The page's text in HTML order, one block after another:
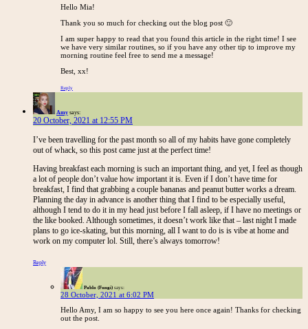
Hello Mia!
Thank you so much for checking out the blog post 🙂
I am super happy to read that you found this article in the right time! I see
we have very similar routines, so if you have any other tip to improve my
morning routine feel free to send me a message!
Best, xx!
Reply
Amy says:
20 October, 2021 at 12:55 PM
I’ve been travelling for the past month so all of my habits have gone completely
out of whack, so this post came just at the perfect time!
Having breakfast each morning is such an important thing, and yet, I feel as though
a lot of people don’t value how important it is. Even if I don’t have time for
breakfast, I find that grabbing a couple bananas and peanut butter works a dream.
Planning the day in advance is another thing that I find to be especially useful,
although I tend to do it in my head just before I fall asleep, if I have no meetings or
the like booked. Although sometimes, it doesn’t work like that – last night I made
plans to go ice-skating, but this morning, all I want to do is is vibe at home and
work on my computer lol. Still, there’s always tomorrow!
Reply
Pablo (Fungi) says:
28 October, 2021 at 6:02 PM
Hello Amy, I am so happy to see you here once again! Thanks for checking
out the post.